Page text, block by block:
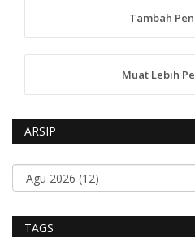
Tambah
Muat Lebih
ARSIP
TAGS